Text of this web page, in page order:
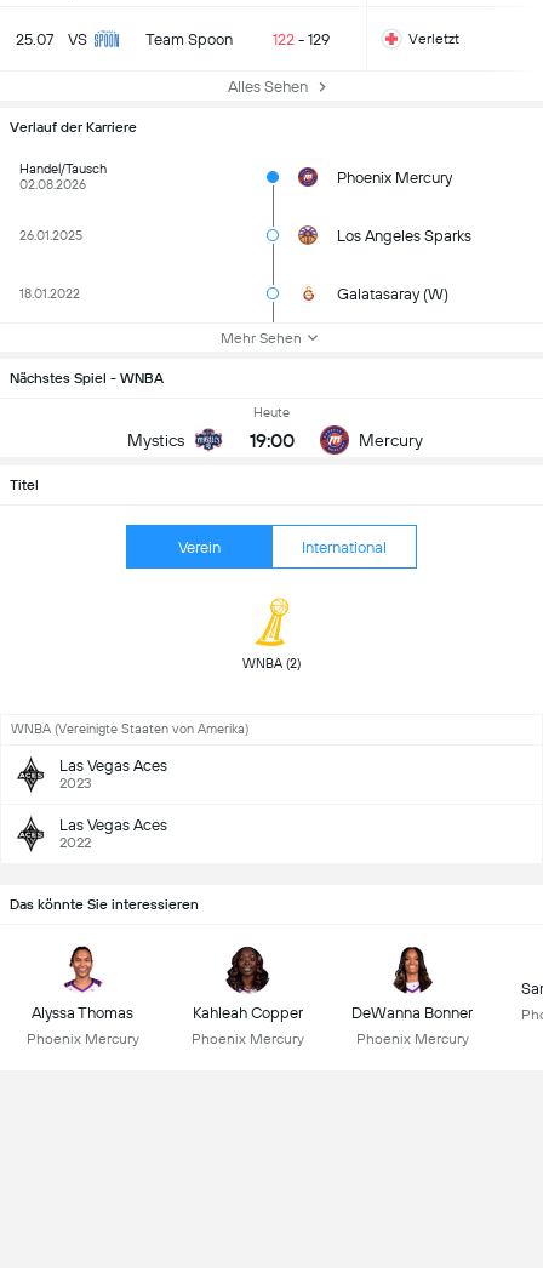
Nächstes Spiel - WNBA
Mystics
Heute
19:00 Mercury
25.07 VS Team Spoon 122- 129 Verletzt
Alles Sehen
Verlauf der Karriere
Handel/Tausch
02.08.2026
Phoenix Mercury
26.01.2025 Los Angeles Sparks
18.01.2022 Galatasaray (W)
Mehr Sehen
Titel
Verein International
WNBA (Vereinigte Staaten von Amerika)
Las Vegas Aces
2023
Las Vegas Aces
2022
Das könnte Sie interessieren
Alyssa Thomas
Phoenix Mercury
Kahleah Copper
Phoenix Mercury
DeWanna Bonner
Phoenix Mercury